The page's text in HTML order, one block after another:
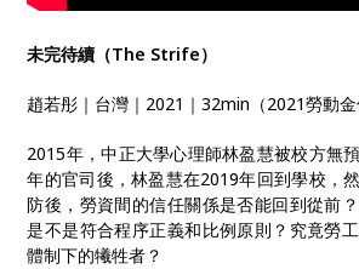
未完待續（The Strife）
趙若彤｜台灣｜2021｜32min（2021勞動金
2015年，中正大學心理師林盈慧被校方無
年的官司後，林盈慧在2019年回到學校，
防後，勞資間的信任關係是否能回到從前
是不是符合程序正義和比例原則？究竟勞
體制下的犧牲者？